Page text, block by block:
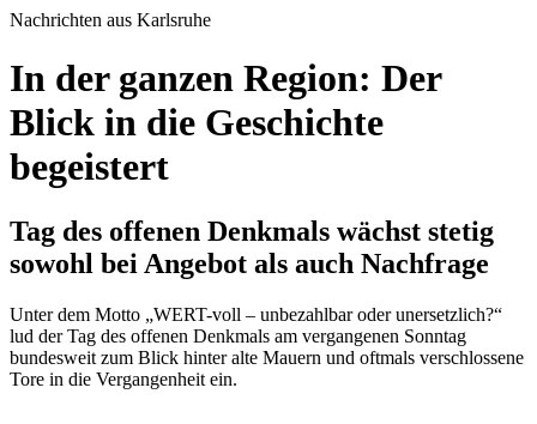
Nachrichten aus Karlsruhe
In der ganzen Region: Der
Blick in die Geschichte
begeistert
Tag des offenen Denkmals wächst stetig
sowohl bei Angebot als auch Nachfrage
Unter dem Motto „WERT-voll – unbezahlbar oder unersetzlich?“
lud der Tag des offenen Denkmals am vergangenen Sonntag
bundesweit zum Blick hinter alte Mauern und oftmals verschlossene
Tore in die Vergangenheit ein.